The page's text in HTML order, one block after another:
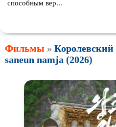
способным вер...
Фильмы » Королевский
saneun namja (2026)